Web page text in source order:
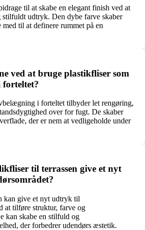
til at skabe en elegant finish ved at
stilfuldt udtryk. Den dybe farve skaber
til at definere rummet på en
ved at bruge plastikfliser som
i forteltet tilbyder let rengøring,
over for fugt. De skaber
der er nem at vedligeholde under
til terrassen give et nyt
kan give et nyt udtryk til
at tilføre struktur, farve og
kan skabe en stilfuld og
der forbedrer udendørs æstetik.